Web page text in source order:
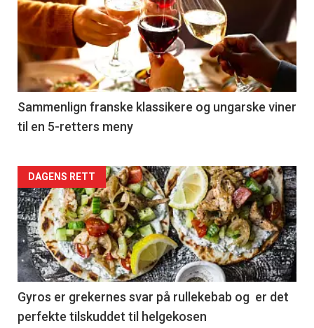
akkurat
nå
-
5
Sammenlign franske klassikere og ungarske viner
til en 5-retters meny
Forsiden
akkurat
nå
-
6
DAGENS RETT
Gyros er grekernes svar på rullekebab og er det
perfekte tilskuddet til helgekosen